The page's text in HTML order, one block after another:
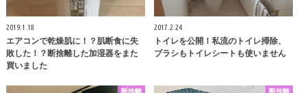
2019.1.18
エアコンで乾燥肌に！？肌断食に失
敗した！？断捨離した加湿器をまた
買いました
2017.2.24
トイレを公開！私流のトイレ掃除、
ブラシもトイレシートも使いません
断捨離 断捨離